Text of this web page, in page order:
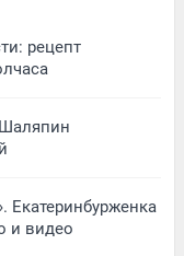
рецепт
Екатеринбурженка
и видео